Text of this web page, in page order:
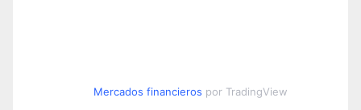
Mercados financieros por TradingView